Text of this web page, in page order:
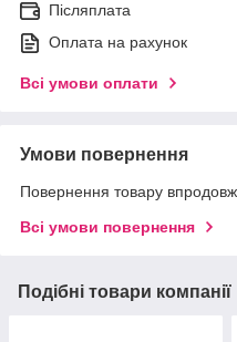
Післяплата
Оплата на рахунок
Всі умови оплати
Умови повернення
Повернення товару
Всі умови повернення
Подібні товари компанії